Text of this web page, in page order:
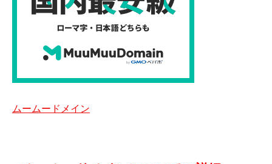
ムームードメイン